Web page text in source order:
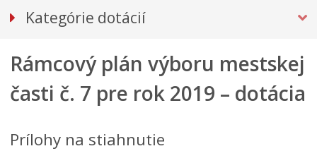
Kategórie dotácií
DOTÁCIE VÝBOROV V MESTSKÝCH ČASTIACH
Rámcový plán akcií financované z dotácie
Výbor v mestskej časti č. 2
Rámcový plán výboru mestskej
časti č. 7 pre rok 2019 – dotácia
Prílohy na stiahnutie